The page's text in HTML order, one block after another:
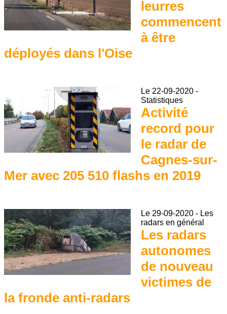
leurres
commencent
à être
déployés dans l'Oise
Le 22-09-2020 -
Statistiques
Activité
record pour
le radar de
Cagnes-sur-
Mer avec 205 510 flashs en 2019
Le 29-09-2020 - Les
radars en général
Les radars
autonomes
de nouveau
victimes de
la fronde anti-radars